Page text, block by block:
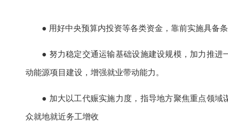
● 用好中央预算内投资等各类资金，靠前实施具备
● 努力稳定交通运输基础设施建设规模，加力推
动能源项目建设，增强就业带动能力。
● 加大以工代赈实施力度，指导地方聚焦重点领
众就地就近务工增收